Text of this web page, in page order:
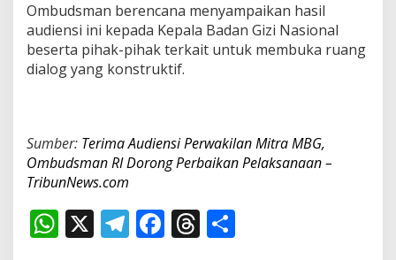
Ombudsman berencana menyampaikan hasil
audiensi ini kepada Kepala Badan Gizi Nasional
beserta pihak-pihak terkait untuk membuka ruang
dialog yang konstruktif.
Sumber: Terima Audiensi Perwakilan Mitra MBG,
Ombudsman RI Dorong Perbaikan Pelaksanaan –
TribunNews.com
W X T F T